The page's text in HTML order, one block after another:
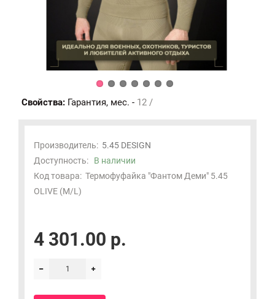
Свойства: Гарантия, мес. - 12 /
Производитель: 5.45 DESIGN
Доступность: В наличии
Код товара: Термофуфайка "Фантом Деми" 5.45
OLIVE (M/L)
4 301.00 р.